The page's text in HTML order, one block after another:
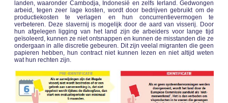
landen, waaronder Cambodja, Indonesië en zelfs Ierland. Gedwongen
arbeid, tegen zeer lage kosten, wordt door bedrijven gebruikt om de
productiekosten te verlagen en hun concurrentievermogen te
verbeteren. Deze slavernij is mogelijk door de aard van visserij. Door
hun afgelegen ligging van het land zijn de arbeiders voor lange tijd
geïsoleerd, kunnen ze niet ontsnappen en kunnen de misstanden die ze
ondergaan in alle discretie gebeuren. Dit zijn veelal migranten die geen
papieren hebben, hun contract niet kunnen lezen en niet altijd weten
wat hun rechten zijn.